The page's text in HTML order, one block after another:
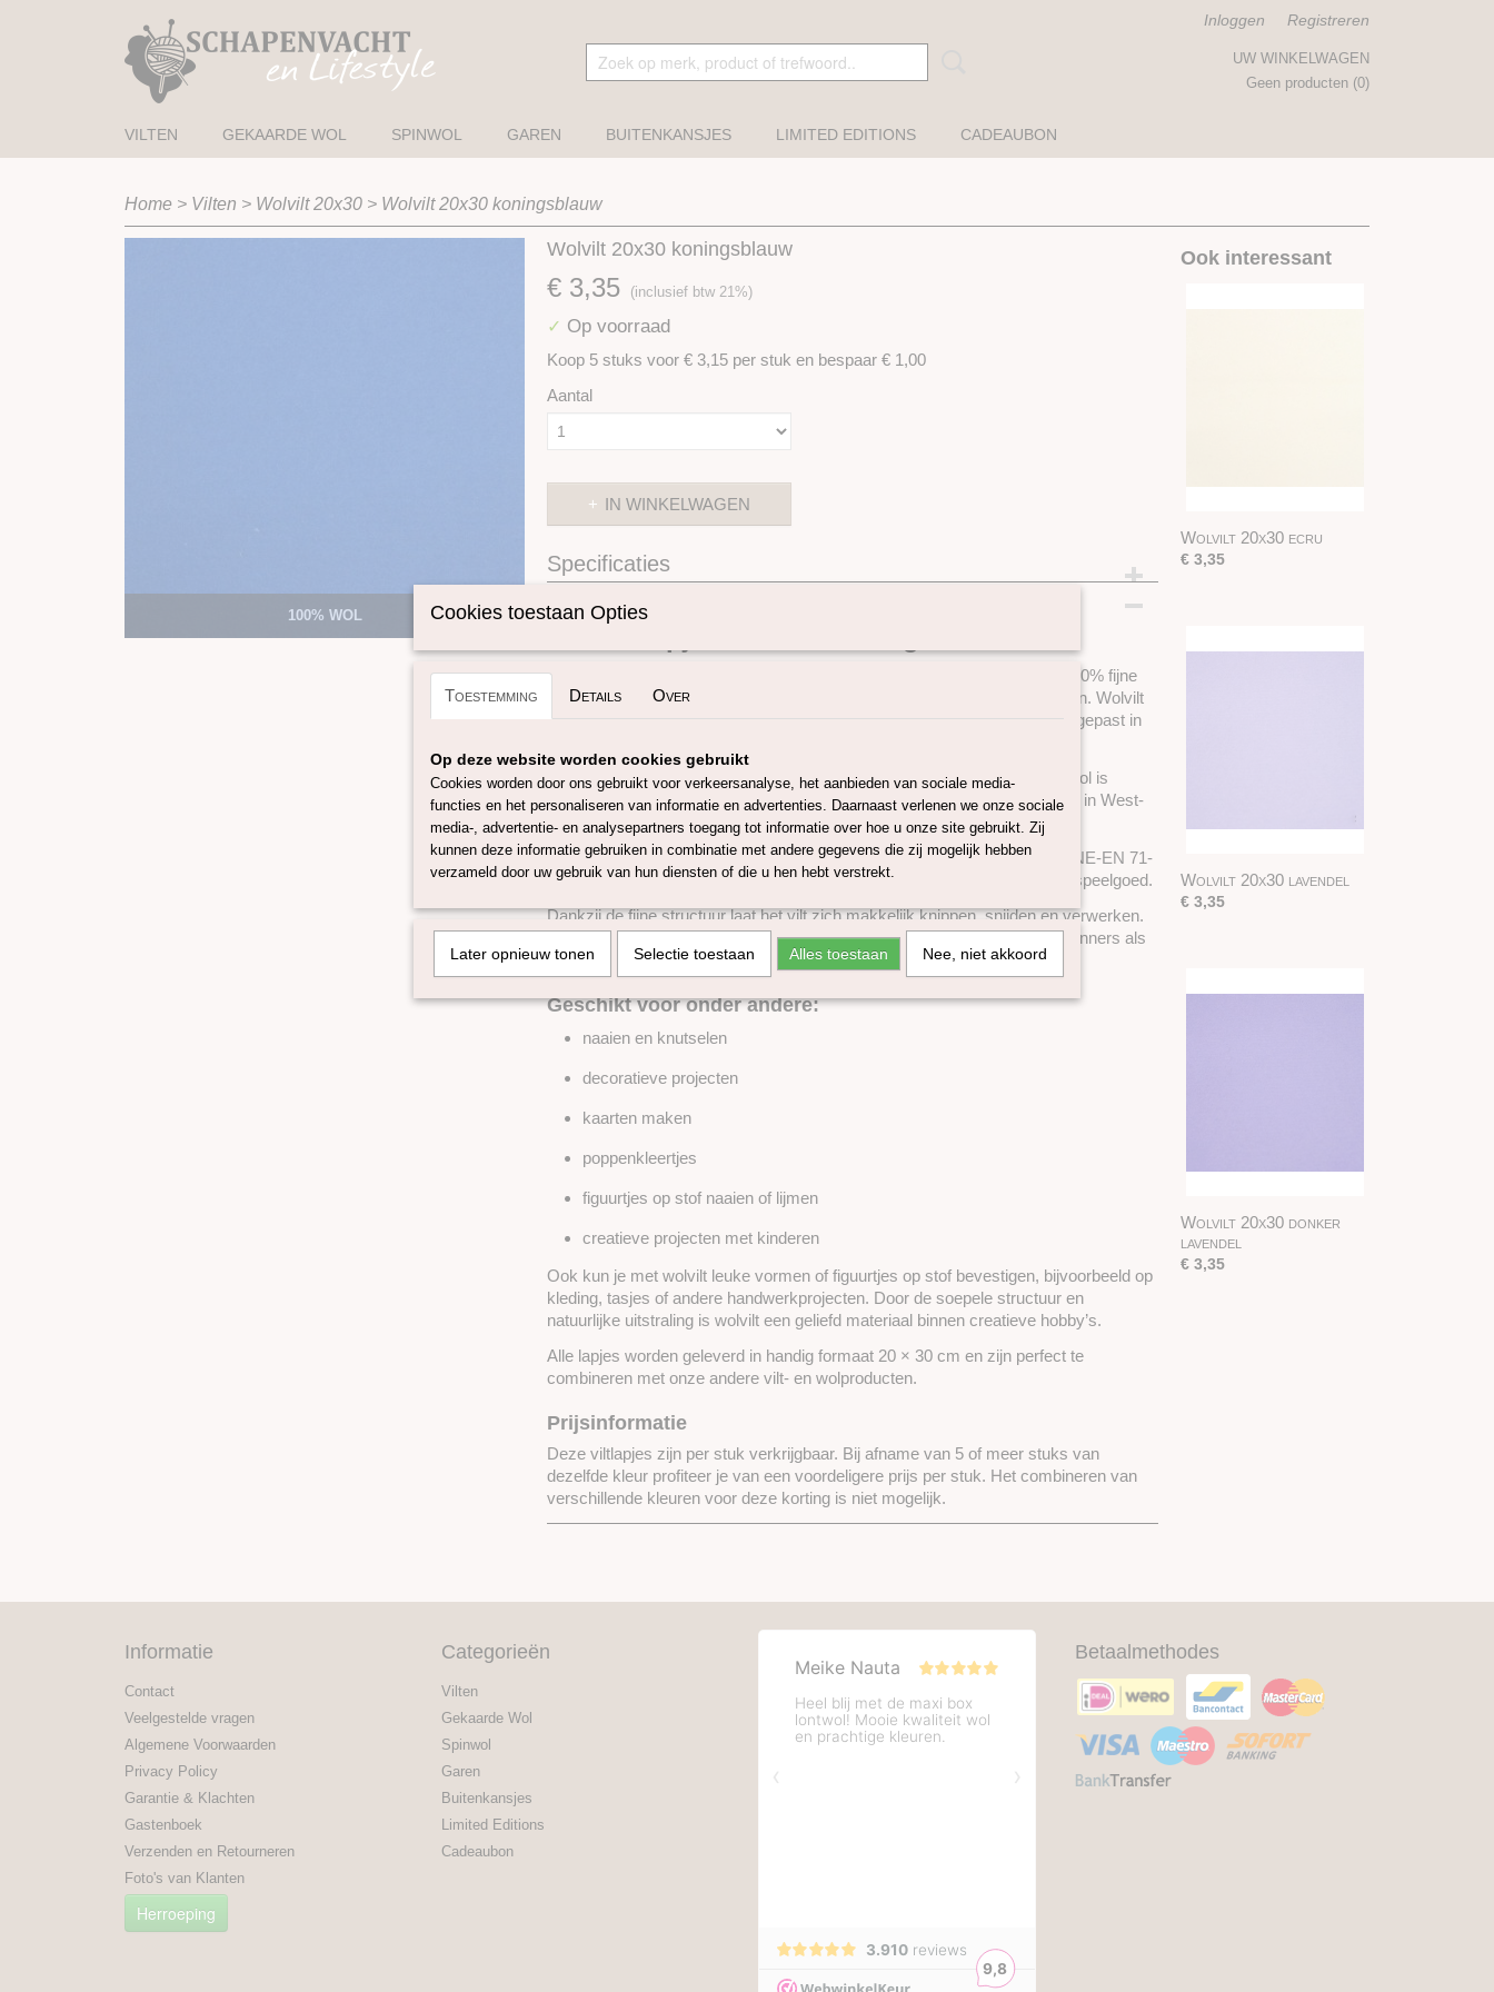
Inloggen Registreren
UW WINKELWAGEN
Geen producten (0)
VILTEN GEKAARDE WOL SPINWOL GAREN BUITENKANSJES LIMITED EDITIONS CADEAUBON
Home > Vilten > Wolvilt 20x30 > Wolvilt 20x30 koningsblauw
100% WOL
Wolvilt 20x30 koningsblauw
€ 3,35 (inclusief btw 21%)
✓ Op voorraad
Koop 5 stuks voor € 3,15 per stuk en bespaar € 1,00
Aantal
IN WINKELWAGEN
Specificaties
De wolvilt lapjes van 1 mm dik in formaat 20 × 30 cm zijn gemaakt van 100% fijne
Merinowol en vormen een veelzijdige basis voor allerlei creatieve projecten. Wolvilt
is een eeuwenoud en duurzaam materiaal dat op veel manieren wordt toegepast in
Dit wolvilt is gemaakt van zuiver scheerwol en is 100% recyclebaar. De wol is
voornamelijk afkomstig uit Zuid-Amerika en Zuid-Europa en wordt volledig in West-
Europa met natuurzeep gewassen, gevilt en geverfd.
Het wolvilt is gifvrij en voldoet aan de strenge eisen van UNE-EN 71-2, UNE-EN 71-
3 en Oeko-Tex, waardoor het ook geschikt is voor toepassingen in kinderspeelgoed.
Dankzij de fijne structuur laat het vilt zich makkelijk knippen, snijden en verwerken.
De lapjes rafelen niet na het knippen, wat ze ideaal maakt voor zowel beginners als
ervaren makers.
Geschikt voor onder andere:
naaien en knutselen
decoratieve projecten
kaarten maken
poppenkleertjes
figuurtjes op stof naaien of lijmen
creatieve projecten met kinderen
Ook kun je met wolvilt leuke vormen of figuurtjes op stof bevestigen, bijvoorbeeld op
kleding, tasjes of andere handwerkprojecten. Door de soepele structuur en
natuurlijke uitstraling is wolvilt een geliefd materiaal binnen creatieve hobby’s.
Alle lapjes worden geleverd in handig formaat 20 × 30 cm en zijn perfect te
combineren met onze andere vilt- en wolproducten.
Prijsinformatie
Deze viltlapjes zijn per stuk verkrijgbaar. Bij afname van 5 of meer stuks van
dezelfde kleur profiteer je van een voordeligere prijs per stuk. Het combineren van
verschillende kleuren voor deze korting is niet mogelijk.
Ook interessant
Wolvilt 20x30 ecru
€ 3,35
Wolvilt 20x30 lavendel
€ 3,35
Wolvilt 20x30 donker
lavendel
€ 3,35
Informatie
Contact
Veelgestelde vragen
Algemene Voorwaarden
Privacy Policy
Garantie & Klachten
Gastenboek
Verzenden en Retourneren
Foto's van Klanten
Herroeping
Categorieën
Vilten
Gekaarde Wol
Spinwol
Garen
Buitenkansjes
Limited Editions
Cadeaubon
Betaalmethodes
Cookies toestaan Opties
Toestemming Details Over
Op deze website worden cookies gebruikt
Cookies worden door ons gebruikt voor verkeersanalyse, het aanbieden van sociale media-
functies en het personaliseren van informatie en advertenties. Daarnaast verlenen we onze sociale
media-, advertentie- en analysepartners toegang tot informatie over hoe u onze site gebruikt. Zij
kunnen deze informatie gebruiken in combinatie met andere gegevens die zij mogelijk hebben
verzameld door uw gebruik van hun diensten of die u hen hebt verstrekt.
Later opnieuw tonen Selectie toestaan Alles toestaan Nee, niet akkoord